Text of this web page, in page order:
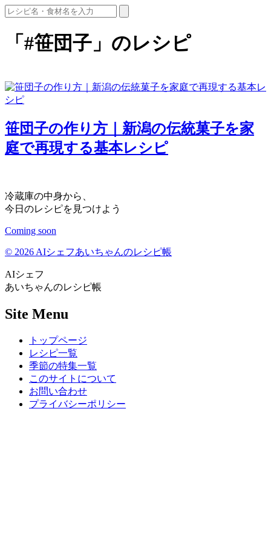
「#笹団子」のレシピ
笹団子の作り方｜新潟の伝統菓子を家
庭で再現する基本レシピ
冷蔵庫の中身から、
今日のレシピを見つけよう
Coming soon
© 2026 AIシェフあいちゃんのレシピ帳
AIシェフ
あいちゃんのレシピ帳
Site Menu
トップページ
レシピ一覧
季節の特集一覧
このサイトについて
お問い合わせ
プライバシーポリシー